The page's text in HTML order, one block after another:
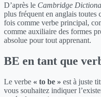
D’après le Cambridge
plus fréquent en anglais
fois comme verbe principal,
comme auxiliaire des formes
absolue pour tout apprenant.
BE en tant que
Le verbe « to be » est à juste
vous souhaitez indiquer